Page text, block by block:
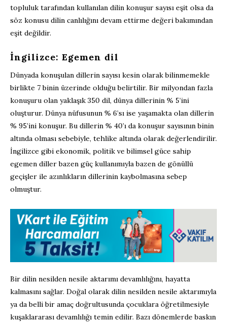
topluluk tarafından kullanılan dilin konuşur sayısı eşit olsa da
söz konusu dilin canlılığını devam ettirme değeri bakımından
eşit değildir.
İngilizce: Egemen dil
Dünyada konuşulan dillerin sayısı kesin olarak bilinmemekle
birlikte 7 binin üzerinde olduğu belirtilir. Bir milyondan fazla
konuşuru olan yaklaşık 350 dil, dünya dillerinin % 5’ini
oluşturur. Dünya nüfusunun % 6’sı ise yaşamakta olan dillerin
% 95’ini konuşur. Bu dillerin % 40’ı da konuşur sayısının binin
altında olması sebebiyle, tehlike altında olarak değerlendirilir.
İngilizce gibi ekonomik, politik ve bilimsel güce sahip
egemen diller bazen güç kullanımıyla bazen de gönüllü
geçişler ile azınlıkların dillerinin kaybolmasına sebep
olmuştur.
Bir dilin nesilden nesile aktarımı devamlılığını, hayatta
kalmasını sağlar. Doğal olarak dilin nesilden nesile aktarımıyla
ya da belli bir amaç doğrultusunda çocuklara öğretilmesiyle
kuşaklararası devamlılığı temin edilir. Bazı dönemlerde baskın